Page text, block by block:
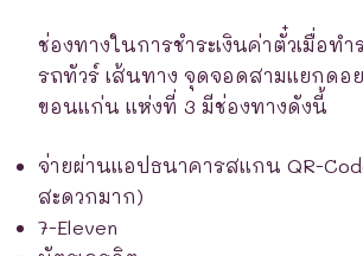
ช่องทางในการชำระเงินค่าตั๋วเมื่อทำ
รถทัวร์ เส้นทาง จุดจอดสามแยกดอ
ขอนแก่น แห่งที่ 3 มีช่องทางดังนี้
จ่ายผ่านแอปธนาคารสแกน QR-
สะดวกมาก)
7-Eleven